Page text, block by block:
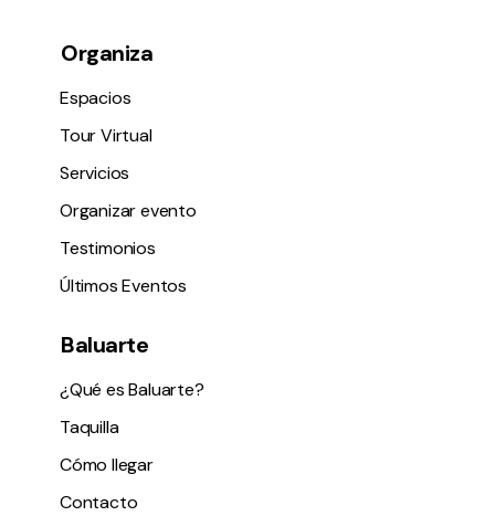
Organiza
Espacios
Tour Virtual
Servicios
Organizar evento
Testimonios
Últimos Eventos
Baluarte
¿Qué es Baluarte?
Taquilla
Cómo llegar
Contacto